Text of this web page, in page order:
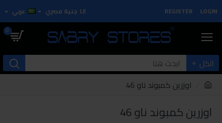
LOGIN
REGISTER
LE جنية مصري عربي
0
الكل
اوزرين كمبوند ناو 46
اوزرين كمبوند ناو 46